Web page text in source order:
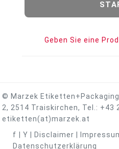
Geben Sie eine
© Marzek
2, 2514 Traiskirchen, Tel.: +43
etiketten(at)marzek.at
f
Y Disclaimer
Datenschutzerklärung